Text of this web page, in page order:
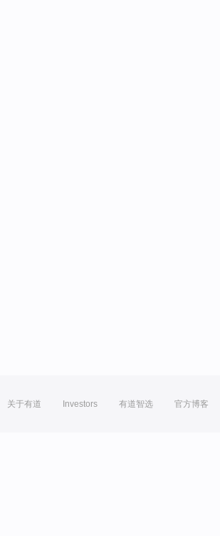
关于有道 Investors 有道智选 官方博客